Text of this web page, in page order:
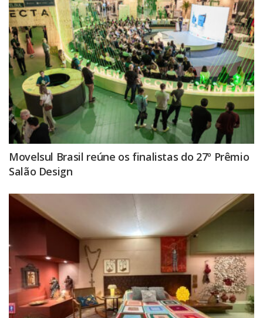
Movelsul Brasil reúne os finalistas do 27º Prêmio
Salão Design